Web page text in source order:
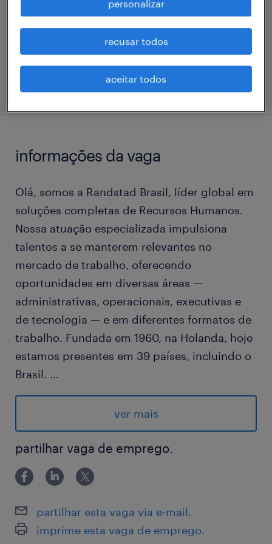
bruna coimbra braz da silva
eTalent_JP-178859
informações da vaga
Olá, somos a Randstad Brasil, líder global em
soluções completas de Recursos Humanos.
Nossa atuação especializada impulsiona
talentos a se manterem relevantes no
mercado de trabalho, oferecendo
oportunidades em diversas áreas —
administrativas, operacionais, executivas e
de tecnologia — e em diferentes formatos de
trabalho. Fundada em 1960, na Holanda, hoje
estamos presentes em 39 países, incluindo o
Brasil. ...
Nosso parceiro é um líder global em soluções
de Tecnologia da Informação e Comunicação
(TIC), com aproximadamente mais de 200 mil
colaboradores em todo o mundo. Fundada
em 1987, a empresa emprega pessoas em
mais de 170 países e regiões, atendendo a
abordagem centrada na inovação e parcerias
estratégicas, a empresa consolidou sua
ver mais
partilhar vaga de emprego.
partilhar esta vaga via e-mail.
imprime esta vaga de emprego.
personalizar
recusar todos
aceitar todos